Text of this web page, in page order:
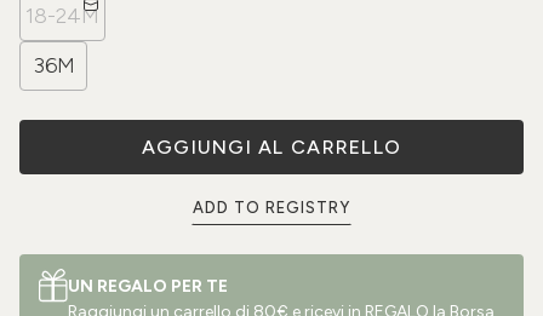
18-24M
36M
AGGIUNGI AL CARRELLO
ADD TO REGISTRY
UN REGALO PER TE